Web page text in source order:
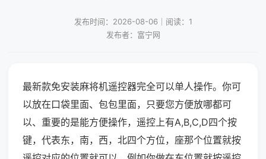
发布时间：2026-08-06｜阅读：1
发布者：富宁网
最新款免安装麻将机遥控器完全可以单人操作。你可
以放在口袋里面、包包里面，只要您方便放哪都可
以、重要的是能方便操作，遥控上有A,B,C,D四个按
键，代表东，南，西，北四个方位，座那个位置就按